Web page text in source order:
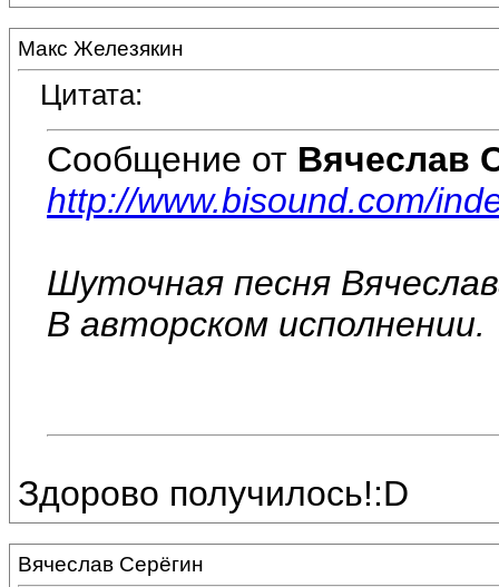
Макс Железякин
Цитата:
Сообщение от Вячеслав
http://www.bisound.com/
Шуточная песня
В авторском исполнении.
Здорово получилось!:D
Вячеслав Серёгин